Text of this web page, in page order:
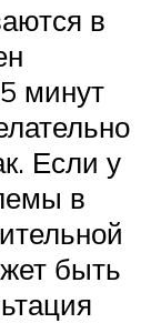
в
минут
Если у
в
быть